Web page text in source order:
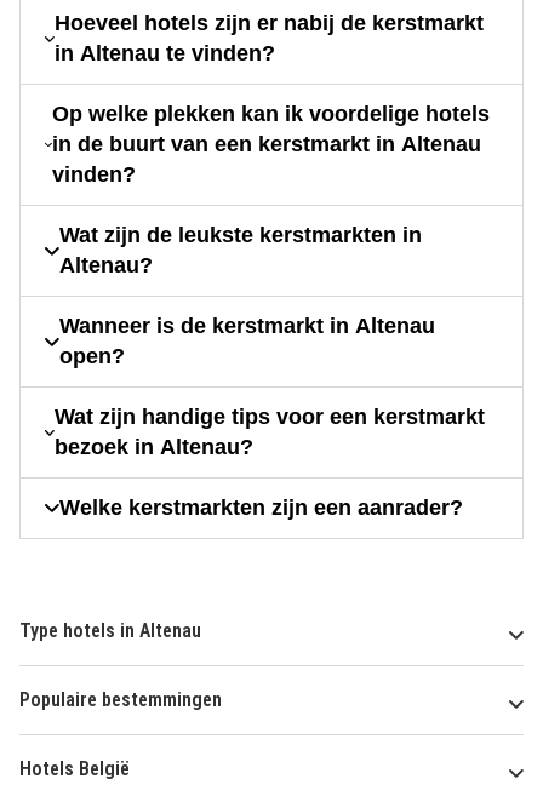
Hoeveel hotels zijn er nabij de kerstmarkt
in Altenau te vinden?
Op welke plekken kan ik voordelige hotels
in de buurt van een kerstmarkt in Altenau
vinden?
Wat zijn de leukste kerstmarkten in
Altenau?
Wanneer is de kerstmarkt in Altenau
open?
Wat zijn handige tips voor een kerstmarkt
bezoek in Altenau?
Welke kerstmarkten zijn een aanrader?
Type hotels in Altenau
Populaire bestemmingen
Hotels België